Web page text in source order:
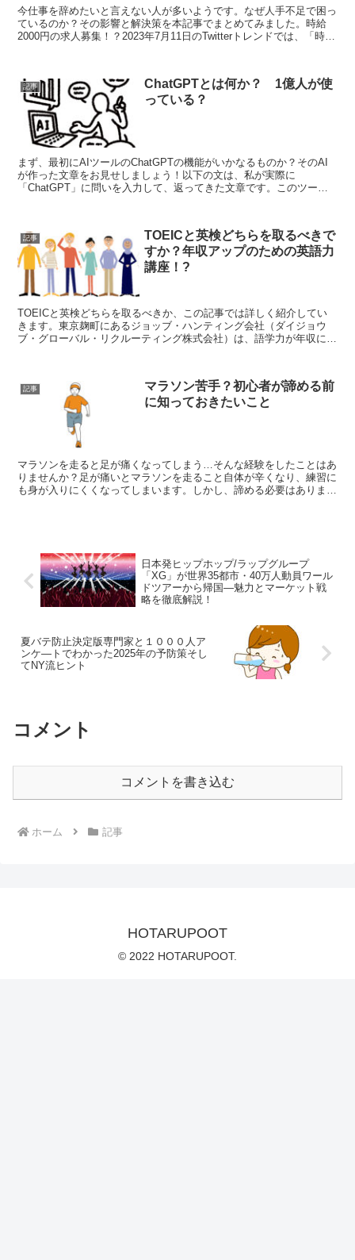
今仕事を辞めたいと言えない人が多いようです。なぜ人手不足で困っ
ているのか？その影響と解決策を本記事でまとめてみました。時給
2000円の求人募集！？2023年7月11日のTwitterトレンドでは、「時給
記事
ChatGPTとは何か？ 1億人が使
っている？
まず、最初にAIツールのChatGPTの機能がいかなるものか？そのAI
が作った文章をお見せしましょう！以下の文は、私が実際に
「ChatGPT」に問いを入力して、返ってきた文章です。このツール
記事
TOEICと英検どちらを取るべきで
すか？年収アップのための英語力
講座！?
TOEICと英検どちらを取るべきか、この記事では詳しく紹介してい
きます。東京麹町にあるジョッブ・ハンティング会社（ダイジョウ
ブ・グローバル・リクルーティング株式会社）は、語学力が年収に与
記事
マラソン苦手？初心者が諦める前
に知っておきたいこと
マラソンを走ると足が痛くなってしまう…そんな経験をしたことはあ
りませんか？足が痛いとマラソンを走ること自体が辛くなり、練習に
も身が入りにくくなってしまいます。しかし、諦める必要はありませ
日本発ヒップホップ/ラップグループ
「XG」が世界35都市・40万人動員ワール
ドツアーから帰国―魅力とマーケット戦
略を徹底解説！
夏バテ防止決定版専門家と１０００人ア
ンケ―トでわかった2025年の予防策そし
てNY流ヒント
コメント
コメントを書き込む
ホーム 記事
HOTARUPOOT
© 2022 HOTARUPOOT.